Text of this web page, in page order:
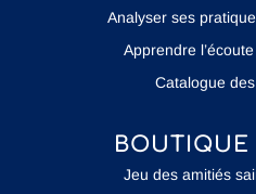
Analyser ses
Apprendre
Catalogue
BOUTIQUE
Jeu des amitiés